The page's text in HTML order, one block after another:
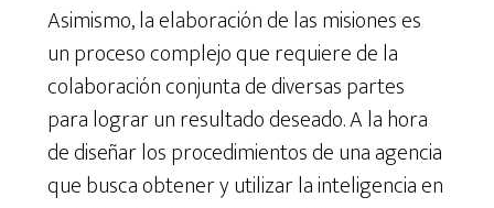
Asimismo, la elaboración de las misiones es
un proceso complejo que requiere de la
colaboración conjunta de diversas partes
para lograr un resultado deseado. A la hora
de diseñar los procedimientos de una agencia
que busca obtener y utilizar la inteligencia en